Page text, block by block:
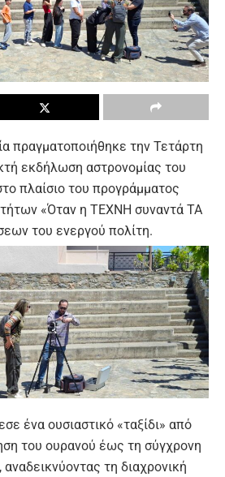
πραγματοποιήθηκε την Τετάρτη
εκδήλωση αστρονομίας του
πλαίσιο του προγράμματος
«Όταν η ΤΕΧΝΗ συναντά ΤΑ
του ενεργού πολίτη.
ένα ουσιαστικό «ταξίδι» από
του ουρανού έως τη σύγχρονη
τη διαχρονική